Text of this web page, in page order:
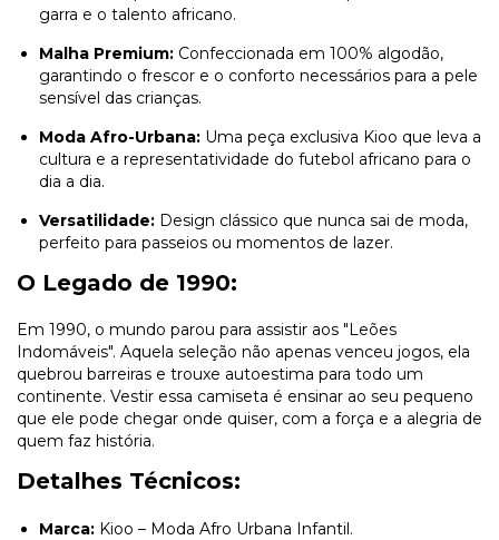
garra e o talento africano.
Malha Premium: Confeccionada em 100% algodão,
garantindo o frescor e o conforto necessários para a pele
sensível das crianças.
Moda Afro-Urbana: Uma peça exclusiva Kioo que leva a
cultura e a representatividade do futebol africano para o
dia a dia.
Versatilidade: Design clássico que nunca sai de moda,
perfeito para passeios ou momentos de lazer.
O Legado de 1990:
Em 1990, o mundo parou para assistir aos "Leões
Indomáveis". Aquela seleção não apenas venceu jogos, ela
quebrou barreiras e trouxe autoestima para todo um
continente. Vestir essa camiseta é ensinar ao seu pequeno
que ele pode chegar onde quiser, com a força e a alegria de
quem faz história.
Detalhes Técnicos:
Marca: Kioo – Moda Afro Urbana Infantil.